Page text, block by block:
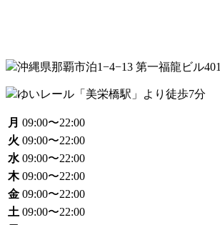
沖縄県那覇市泊1−4−13 第一福龍ビル401
ゆいレール「美栄橋駅」より徒歩7分
月 09:00〜22:00
火 09:00〜22:00
水 09:00〜22:00
木 09:00〜22:00
金 09:00〜22:00
土 09:00〜22:00